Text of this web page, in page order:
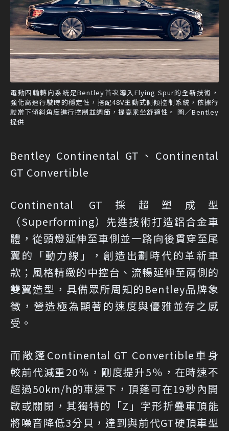
電動四輪轉向系統是Bentley首次導入Flying Spur的全新技術，
強化高速行駛時的穩定性，搭配48V主動式側傾控制系統，依據行
駛當下傾斜角度進行控制並調節，提高乘坐舒適性。 圖／Bentley
提供
Bentley Continental GT、Continental
GT Convertible
Continental GT採超塑成型
（Superforming）先進技術打造鋁合金車
體，從頭燈延伸至車側並一路向後貫穿至尾
翼的「動力線」，創造出劃時代的革新車
款；風格精緻的中控台、流暢延伸至兩側的
雙翼造型，具備眾所周知的Bentley品牌象
徵，營造極為顯著的速度與優雅並存之感
受。
而敞篷Continental GT Convertible車身
較前代減重20％，剛度提升5％，在時速不
超過50km/h的車速下，頂蓬可在19秒內開
啟或關閉，其獨特的「Z」字形折疊車頂能
將噪音降低3分貝，達到與前代GT硬頂車型